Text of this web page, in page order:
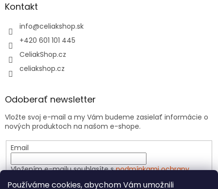
Používáme cookies, abychom Vám umožnili
Kontakt
info@celiakshop.sk
+420 601 101 445
CeliakShop.cz
celiakshop.cz
Odoberať newsletter
Vložte svoj e-mail a my Vám budeme zasielať informácie o
nových produktoch na našom e-shope.
Email
Vložením e-mailu souhlasíte spodmínkami ochrany